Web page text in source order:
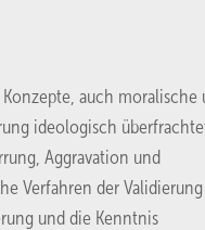
auch moralische
ideologisch
Aggravation und
Verfahren der Validierung
und die Kenntnis